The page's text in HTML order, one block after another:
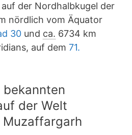
der Nordhalbkugel der
nördlich vom Äquator
30 und ca. 6734 km
auf dem 71.
bekannten
der Welt